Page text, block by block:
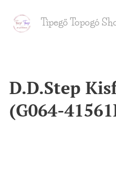
Tipegő Topogó
D.D.Step
(G064-